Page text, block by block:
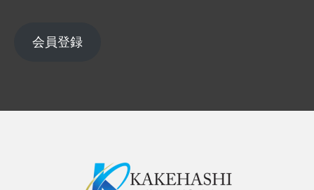
会員登録